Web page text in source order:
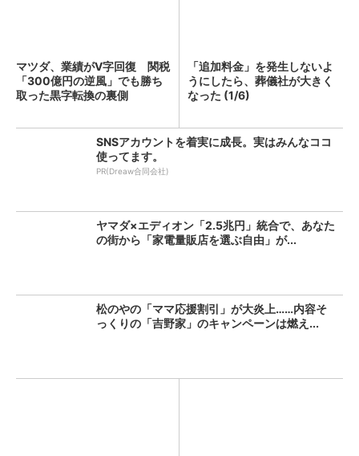
マツダ、業績がV字回復 関税
「300億円の逆風」でも勝ち
取った黒字転換の裏側
「追加料金」を発生しないよ
うにしたら、葬儀社が大きく
なった (1/6)
SNSアカウントを着実に成長。実はみんなココ
使ってます。
PR(Dreaw合同会社)
ヤマダ×エディオン「2.5兆円」統合で、あなた
の街から「家電量販店を選ぶ自由」が...
松のやの「ママ応援割引」が大炎上……内容そ
っくりの「吉野家」のキャンペーンは燃え...